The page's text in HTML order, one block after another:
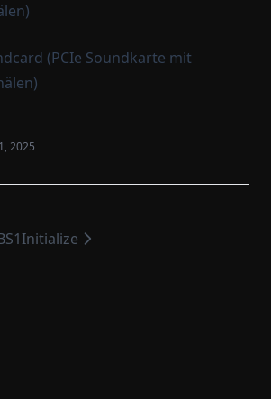
(PCIe Soundkarte mit
2025
Initialize